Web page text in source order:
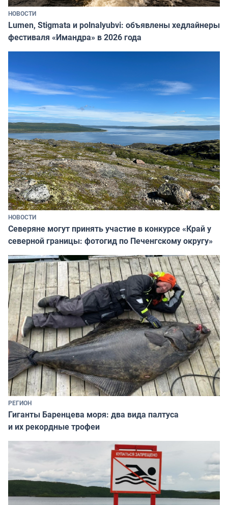
НОВОСТИ
Lumen, Stigmata и polnalyubvi: объявлены хедлайнеры
фестиваля «Имандра» в 2026 года
НОВОСТИ
Северяне могут принять участие в конкурсе «Край у
северной границы: фотогид по Печенгскому округу»
РЕГИОН
Гиганты Баренцева моря: два вида палтуса
и их рекордные трофеи